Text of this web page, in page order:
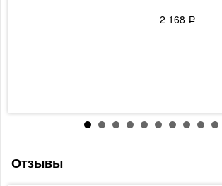
2 168 Р
Отзывы